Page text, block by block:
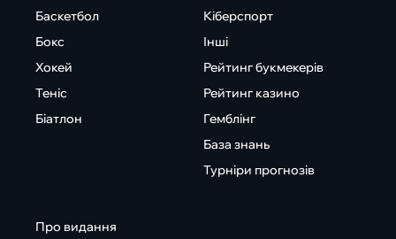
Баскетбол
Бокс
Хокей
Теніс
Біатлон
Кіберспорт
Інші
Рейтинг букмекерів
Рейтинг казино
Гемблінг
База знань
Турніри прогнозів
Про видання